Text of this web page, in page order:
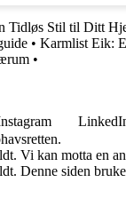
Tidløs Stil til Ditt
• Karmlist Eik:
•
Vi kan motta en
Denne siden